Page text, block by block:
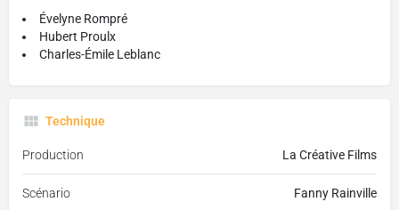
Évelyne Rompré
Hubert Proulx
Charles-Émile Leblanc
Technique
Production La Créative Films
Scénario Fanny Rainville